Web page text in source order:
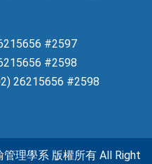
#2597
#2598
26215656 #2598
理學系 版權所有 All Right